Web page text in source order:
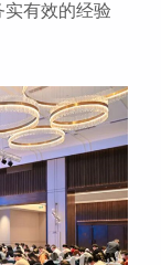
实有效的经验